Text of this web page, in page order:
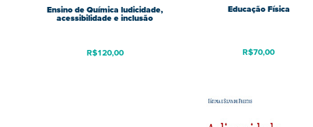
Ensino de Química ludicidade,
acessibilidade e inclusão
R$120,00
Educação Física
R$70,00